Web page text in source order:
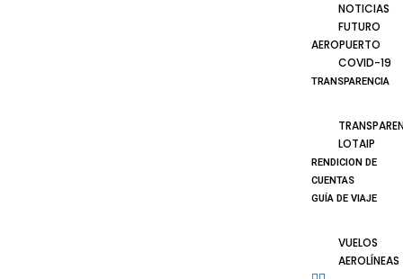
NOTICIAS
FUTURO
AEROPUERTO
COVID-19
TRANSPARENCIA
LOTAIP
RENDICION DE
CUENTAS
GUÍA DE VIAJE
VUELOS
AEROLÍNEAS